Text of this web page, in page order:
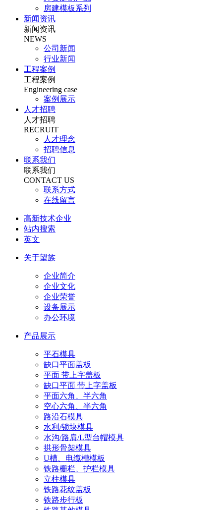
房建模板系列
新闻资讯
新闻资讯
NEWS
公司新闻
行业新闻
工程案例
工程案例
Engineering case
案例展示
人才招聘
人才招聘
RECRUIT
人才理念
招聘信息
联系我们
联系我们
CONTACT US
联系方式
在线留言
高新技术企业
站内搜索
英文
关于望族
企业简介
企业文化
企业荣誉
设备展示
办公环境
产品展示
平石模具
缺口平面盖板
平面 带上字盖板
缺口平面 带上字盖板
平面六角、半六角
空心六角、半六角
路沿石模具
水利/锁块模具
水沟/路肩/L型台帽模具
拱形骨架模具
U槽、电缆槽模板
铁路栅栏、护栏模具
立柱模具
铁路花纹盖板
铁路步行板